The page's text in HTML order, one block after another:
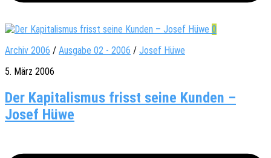
0
Archiv 2006 / Ausgabe 02 - 2006 / Josef Hüwe
5. März 2006
Der Kapitalismus frisst seine Kunden –
Josef Hüwe